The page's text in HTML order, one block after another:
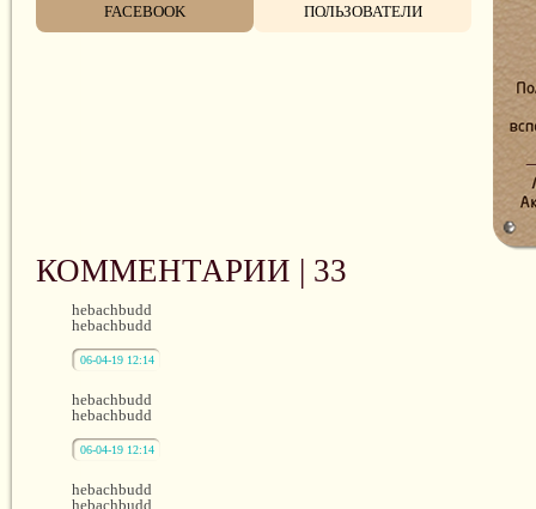
FACEBOOK ПОЛЬЗОВАТЕЛИ
КОММЕНТАРИИ | 33
hebachbudd
hebachbudd
06-04-19 12:14
hebachbudd
hebachbudd
06-04-19 12:14
hebachbudd
hebachbudd